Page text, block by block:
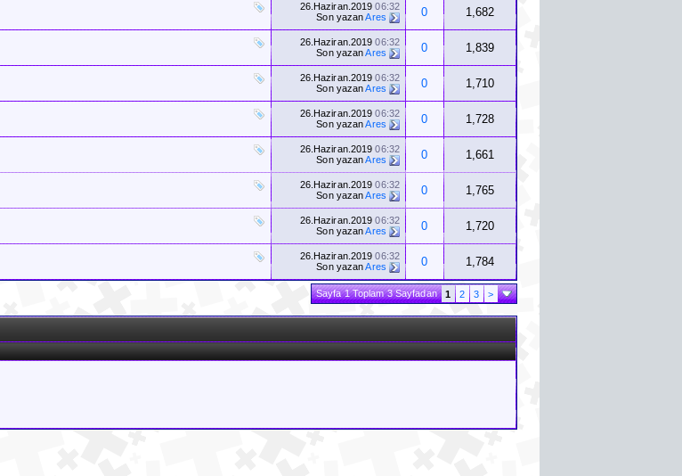
26.Haziran.201906:32
Son yazanAres 0 1,682
26.Haziran.201906:32
Son yazanAres 0 1,839
26.Haziran.201906:32
Son yazanAres 0 1,710
26.Haziran.201906:32
Son yazanAres 0 1,728
26.Haziran.201906:32
Son yazanAres 0 1,661
26.Haziran.201906:32
Son yazanAres 0 1,765
26.Haziran.201906:32
Son yazanAres 0 1,720
26.Haziran.201906:32
Son yazanAres 0 1,784
Sayfa 1 Toplam 3 Sayfadan 1 2 3 >